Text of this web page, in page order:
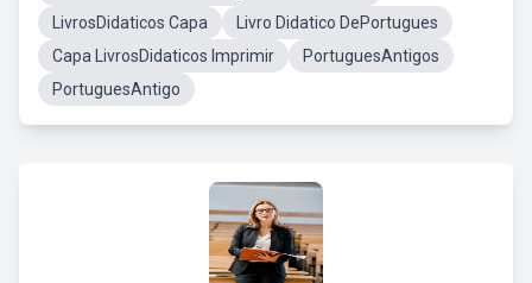
LivrosDidaticos Capa
Livro Didatico DePortugues
Capa LivrosDidaticos Imprimir
PortuguesAntigos
PortuguesAntigo